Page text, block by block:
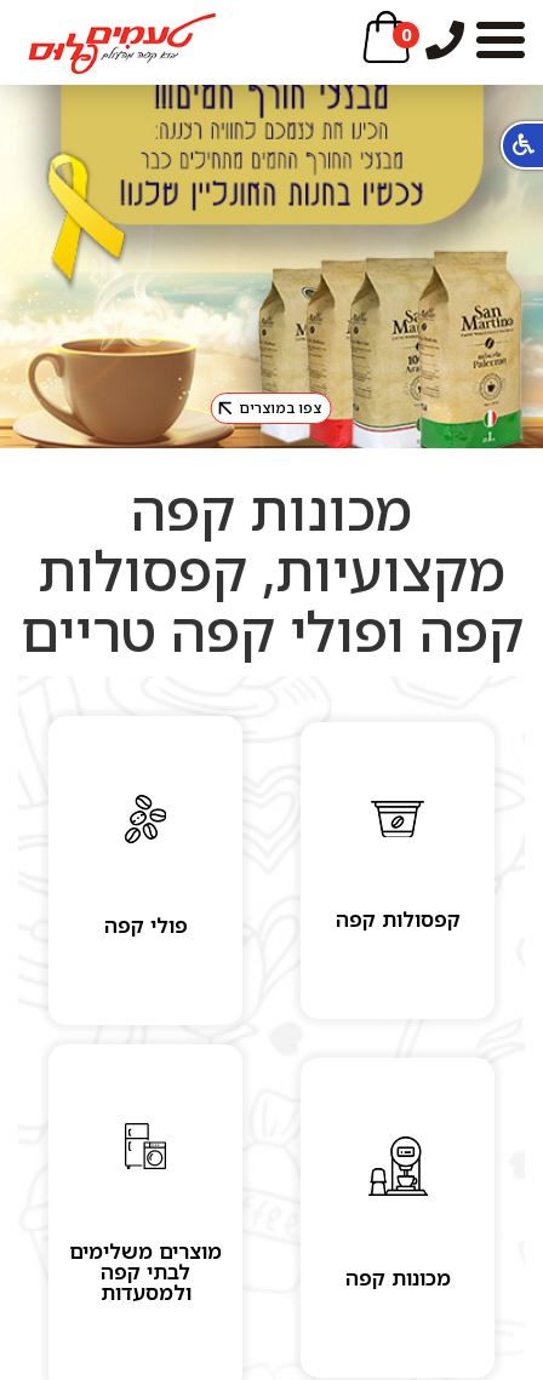
0
צפו במוצרים
מכונות קפה
מקצועיות, קפסולות
קפה ופולי קפה טריים
קפסולות קפה פולי קפה
מכונות קפה
מוצרים משלימים
לבתי קפה
ולמסעדות